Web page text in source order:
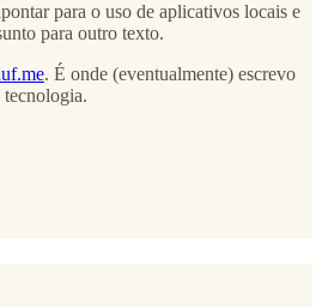
para o uso de aplicativos locais e
para outro texto.
. É onde (eventualmente) escrevo
tecnologia.